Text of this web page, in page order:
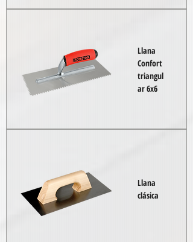
Llana
Confort
triangul
ar 6x6
Llana
clásica